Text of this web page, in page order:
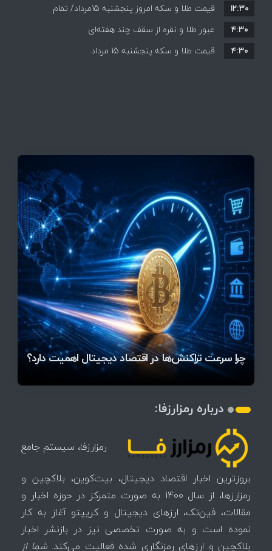
افزایش قیمت ها + جدول
قیمت طلا و سکه امروز پنجشنبه 15مرداد/ تمام
قیمت ها بر مدار افزایش + جدول
۱۲:۳۰
عبور طلا و نقره از سقف چند هفته‌ای
۴:۳۰
قیمت طلا و سکه پنجشنبه 15 مرداد
۴:۳۰
چرا سرعت تراکنش‌ها در اقتصاد دیجیتال اهمیت دارد؟
آخرین وضعیت بازار رمزارزها در جهان / مهم‌ترین
تهدید بیت‌کوین مشخص شد
اتفاق تاریخی در بازار رمزارزها / بیت‌کوین سبز شد
قیمت تتر، بیت‌کوین و اتریوم امروز دوشنبه ۵ مرداد
۱۴۰۵ | بیت‌کوین این مرز را از دست بدهد، همه‌چیز
تغییر می‌کند
رقابت پنهان دولت‌ها بر سر بیت‌کوین/ ۱۰ کشور برتر
کدامند؟
اتفاق مهم در بازار رمزارزها / بیت‌کوین وارد فاز تازه شد
تازه‌ترین رسوایی ارز دیجیتال؛ شکایت میلیاردی روی
میز / ۶۲۲ بیت‌کوین کجا رفت؟
بحران بدهی شرکت‌ها و خطر فروش اجباری میلیاردها
دلار بیت‌کوین
درباره رمزارزفا:
رمزارزفا، سیستم جامع
بروزترین اخبار اقتصاد دیجیتال، بیت‌کوین، بلاکچین و
رمزارزها، از سال 1400 به صورت متمرکز در حوزه اخبار و
مقالات، فین‌تک، ارزهای‌ دیجیتال و کریپتو آغاز به کار
نموده است و به صورت تخصصی نیز در بازنشر اخبار
بلاکچین و ارزهای رمزنگاری شده فعالیت می‌کند.شما از